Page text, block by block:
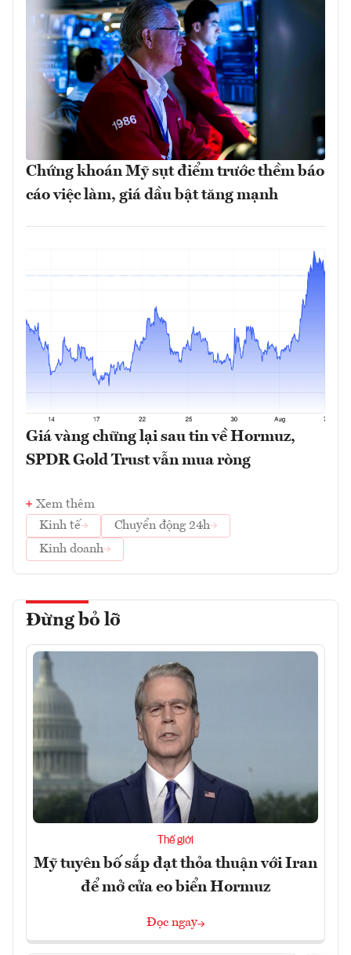
Chứng khoán Mỹ sụt điểm trước thềm báo
cáo việc làm, giá dầu bật tăng mạnh
Giá vàng chững lại sau tin về Hormuz,
SPDR Gold Trust vẫn mua ròng
Xem thêm
Kinh tế
Chuyển động 24h
Kinh doanh
Đừng bỏ lỡ
Thế giới
Mỹ tuyên bố sắp đạt thỏa thuận với Iran
để mở cửa eo biển Hormuz
Đọc ngay